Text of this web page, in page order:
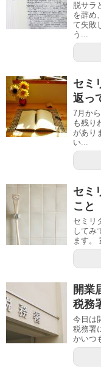
脱サラ
を辞め
て失敗
う...
セミ
返っ
7月か
も残り
があり
い...
セミ
こと
セミリ
してみ
ます。
開業
税務
今日は
税務署
かいつ